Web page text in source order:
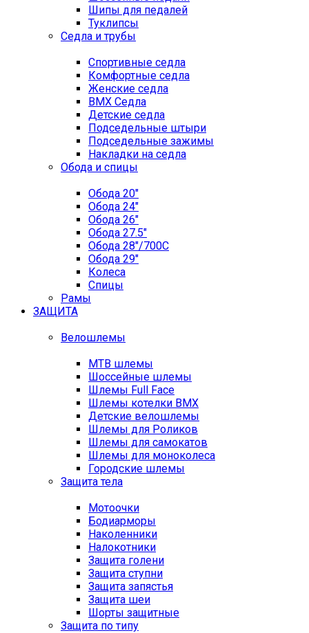
Шипы для педалей
Туклипсы
Седла и трубы
Спортивные седла
Комфортные седла
Женские седла
BMX Седла
Детские седла
Подседельные штыри
Подседельные зажимы
Накладки на седла
Обода и спицы
Обода 20"
Обода 24"
Обода 26"
Обода 27.5"
Обода 28"/700C
Обода 29"
Колеса
Спицы
Рамы
ЗАЩИТА
Велошлемы
MTB шлемы
Шоссейные шлемы
Шлемы Full Face
Шлемы котелки BMX
Детские велошлемы
Шлемы для Роликов
Шлемы для самокатов
Шлемы для моноколеса
Городские шлемы
Защита тела
Мотоочки
Бодиарморы
Наколенники
Налокотники
Защита голени
Защита ступни
Защита запястья
Защита шеи
Шорты защитные
Защита по типу